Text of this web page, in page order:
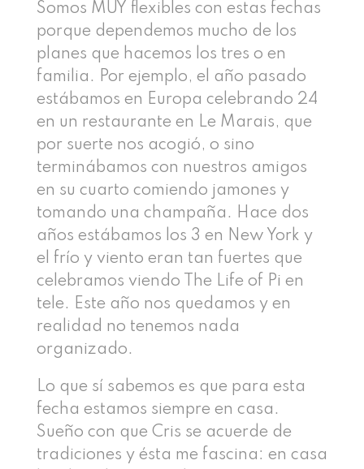
Somos MUY flexibles con estas fechas
porque dependemos mucho de los
planes que hacemos los tres o en
familia. Por ejemplo, el año pasado
estábamos en Europa celebrando 24
en un restaurante en Le Marais, que
por suerte nos acogió, o sino
terminábamos con nuestros amigos
en su cuarto comiendo jamones y
tomando una champaña. Hace dos
años estábamos los 3 en New York y
el frío y viento eran tan fuertes que
celebramos viendo The Life of Pi en
tele. Este año nos quedamos y en
realidad no tenemos nada
organizado.
Lo que sí sabemos es que para esta
fecha estamos siempre en casa.
Sueño con que Cris se acuerde de
tradiciones y ésta me fascina: en casa